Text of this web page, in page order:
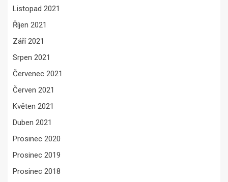
Listopad 2021
Říjen 2021
Září 2021
Srpen 2021
Červenec 2021
Červen 2021
Květen 2021
Duben 2021
Prosinec 2020
Prosinec 2019
Prosinec 2018